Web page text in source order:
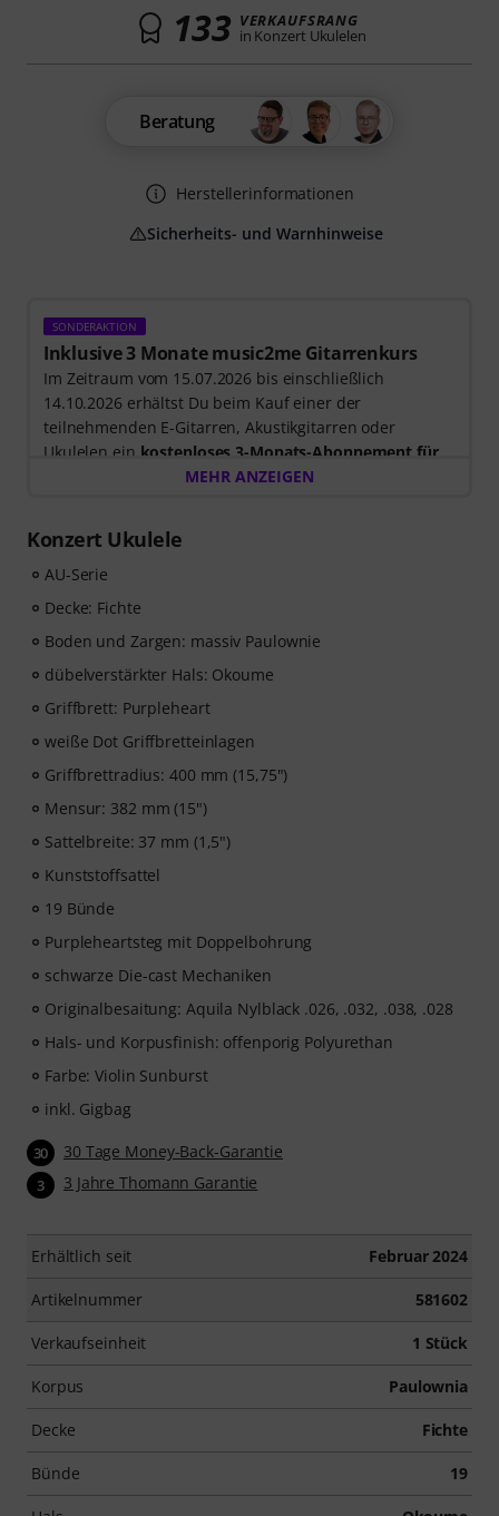
SONDERAKTION
Inklusive 3 Monate music2me Gitarrenkurs
Im Zeitraum vom 15.07.2026 bis einschließlich
14.10.2026 erhältst Du beim Kauf einer der
teilnehmenden E-Gitarren, Akustikgitarren oder
Ukulelen ein kostenloses 3-Monats-Abonnement für
einen Onlinekurs von music2me im Wert von EUR
zugesendet. Das music2me Abo endet nach Ablauf
automatisch.
Music2Me, dein Online-Lernportal für Musik mit einem
Ausgezeichnet mit dem deutschen Bildungs-Award
2025/2026 in der Kategorie “E-Learning
Instrumentalunterricht”! Mit über 400 Gitarren
Videolektionen für Anfänger und Fortgeschrittene – von
Pop, Rock und Blues bis Metal und mehr. Mit
persönlichem Support per Chat, Noten zum
Übungsfunktion, Zeitlupe und weitere Features.
MEHR ANZEIGEN
Konzert Ukulele
AU-Serie
Decke: Fichte
Boden und Zargen: massiv Paulownie
dübelverstärkter Hals: Okoume
Griffbrett: Purpleheart
weiße Dot Griffbretteinlagen
Griffbrettradius: 400 mm (15,75")
Mensur: 382 mm (15")
Sattelbreite: 37 mm (1,5")
Kunststoffsattel
19 Bünde
Purpleheartsteg mit Doppelbohrung
schwarze Die-cast Mechaniken
Originalbesaitung: Aquila Nylblack .026, .032, .038, .028
Hals- und Korpusfinish: offenporig Polyurethan
Farbe: Violin Sunburst
inkl. Gigbag
30 30 Tage Money-Back-Garantie
3 3 Jahre Thomann Garantie
Erhältlich seit Februar 2024
Artikelnummer 581602
Verkaufseinheit 1 Stück
Korpus Paulownia
Decke Fichte
Bünde 19
133 VERKAUFSRANG
in Konzert Ukulelen
Beratung
Herstellerinformationen
Sicherheits- und Warnhinweise